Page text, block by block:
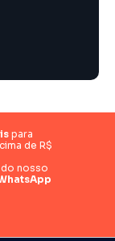
para
de R$
do nosso